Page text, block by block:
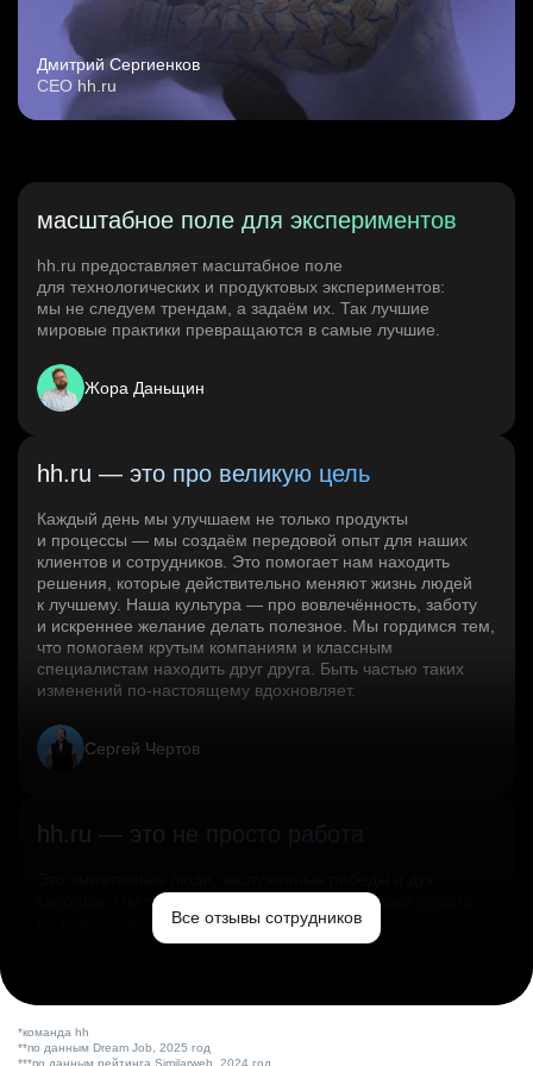
Дмитрий Сергиенков
CEO hh.ru
масштабное поле для экспериментов
hh.ru предоставляет масштабное поле
для технологических и продуктовых экспериментов:
мы не следуем трендам, а задаём их. Так лучшие
мировые практики превращаются в самые лучшие.
Жора Даньщин
hh.ru — это про великую цель
Каждый день мы улучшаем не только продукты
и процессы — мы создаём передовой опыт для наших
клиентов и сотрудников. Это помогает нам находить
решения, которые действительно меняют жизнь людей
к лучшему. Наша культура — про вовлечённость, заботу
и искреннее желание делать полезное. Мы гордимся тем,
что помогаем крутым компаниям и классным
специалистам находить друг друга. Быть частью таких
изменений по‑настоящему вдохновляет.
Сергей Чертов
hh.ru — это не просто работа
свободы. Мы помогаем миру и создаём лучший сервис
по поиску работы в стране.Все отзывы сотрудников
*команда hh
**по данным Dream Job, 2025 год
***по данным рейтинга Similarweb, 2024 год